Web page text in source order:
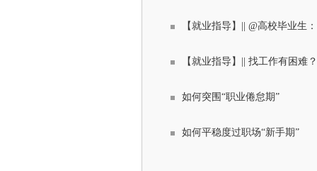
【就业指导】|| @高校毕业生
【就业指导】|| 找工作有困难
如何突围“职业倦怠期”
如何平稳度过职场“新手期”